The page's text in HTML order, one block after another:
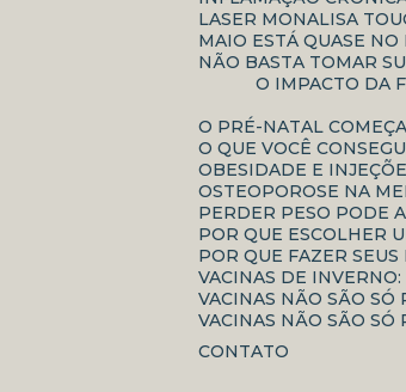
LASER MONALISA
MAIO ESTÁ QUASE
NÃO BASTA TOMAR
O IMPACTO DA FALTA DE MOVIMENTAÇÃO NO ENVELHECIMENTO: COMO O SEDENTARISMO ACELERA PERDAS FÍSICAS E
O PRÉ-NATAL
O QUE VOCÊ
OBESIDADE E
OSTEOPOROSE NA
PERDER PESO PODE
POR QUE
POR QUE FAZER
VACINAS DE
VACINAS NÃO SÃO
VACINAS NÃO SÃO
CONTATO